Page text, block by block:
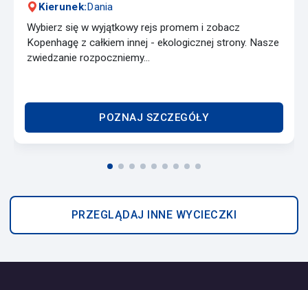
Kierunek: Dania
Wybierz się w wyjątkowy rejs promem i zobacz
Kopenhagę z całkiem innej - ekologicznej strony. Nasze
zwiedzanie rozpoczniemy...
POZNAJ SZCZEGÓŁY
PRZEGLĄDAJ INNE WYCIECZKI